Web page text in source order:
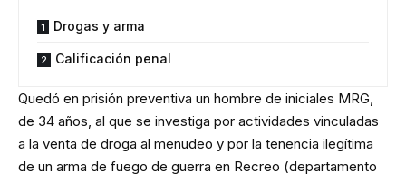
Drogas y arma
Calificación penal
Quedó en prisión preventiva un hombre de iniciales MRG,
de 34 años, al que se investiga por actividades vinculadas
a la venta de droga al menudeo y por la tenencia ilegítima
de un arma de fuego de guerra en Recreo (departamento